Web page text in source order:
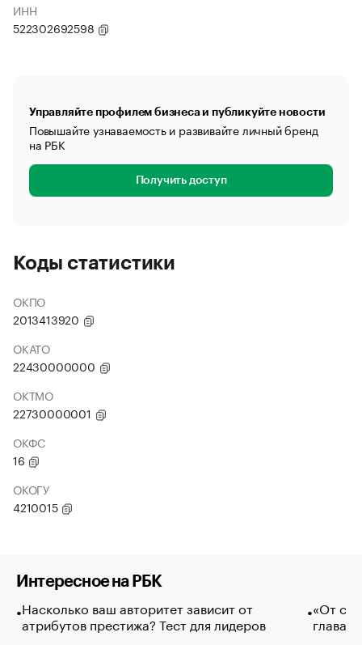
ИНН
522302692598
Управляйте профилем бизнеса и публикуйте новости
Повышайте узнаваемость и развивайте личный бренд
на РБК
Получить доступ
Коды статистики
ОКПО
2013413920
ОКАТО
22430000000
ОКТМО
22730000001
ОКФС
16
ОКОГУ
4210015
Интересное на РБК
Насколько ваш авторитет зависит от
атрибутов престижа? Тест для лидеров
«От
глава